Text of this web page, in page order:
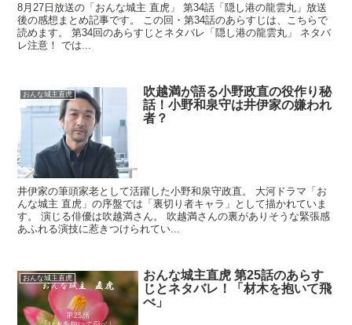
8月27日放送の「おんな城主 直虎」 第34話「隠し港の龍雲丸」放送
後の感想まとめ記事です。 この回・第34話のあらすじは、こちらで
読めます。 第34回のあらすじとネタバレ「隠し港の龍雲丸」 ネタバ
レ注意！ では...
おんな城主直虎
吹越満が語る小野政直の役作り秘
話！小野和泉守は井伊家の嫌われ
者？
井伊家の筆頭家老として活躍した小野和泉守政直。 大河ドラマ「お
んな城主 直虎」の序盤では「裏切り者キャラ」として描かれていま
す。 演じる俳優は吹越満さん。 吹越満さんの裏がありそうな緊張感
あふれる演技に惹きつけられてい...
おんな城主直虎
おんな城主直虎 第25話のあらす
じとネタバレ！「材木を抱いて飛
べ」